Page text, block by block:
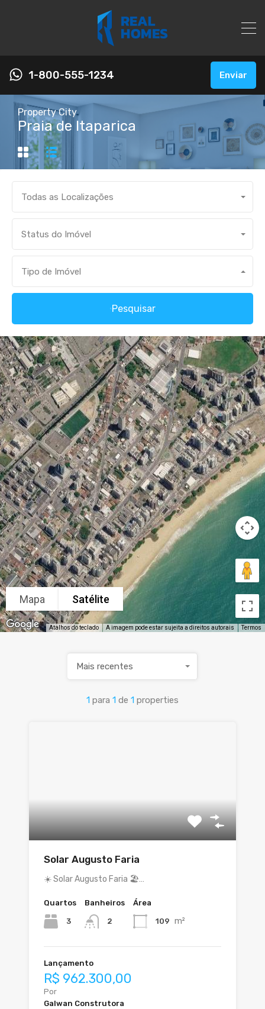
1-800-555-1234 Enviar
Property City
Praia de Itaparica
Todas as Localizações
Status do Imóvel
Tipo de Imóvel
Pesquisar
Mapa Satélite
Atalhos do teclado A imagem pode estar sujeita a direitos autorais Termos
1 para 1 de 1 properties
Mais recentes
Solar Augusto Faria
☀️ Solar Augusto Faria 🏖️…
Quartos
3
Banheiros
2
Área
109 m²
Lançamento
R$ 962.300,00
Por
Galwan Construtora